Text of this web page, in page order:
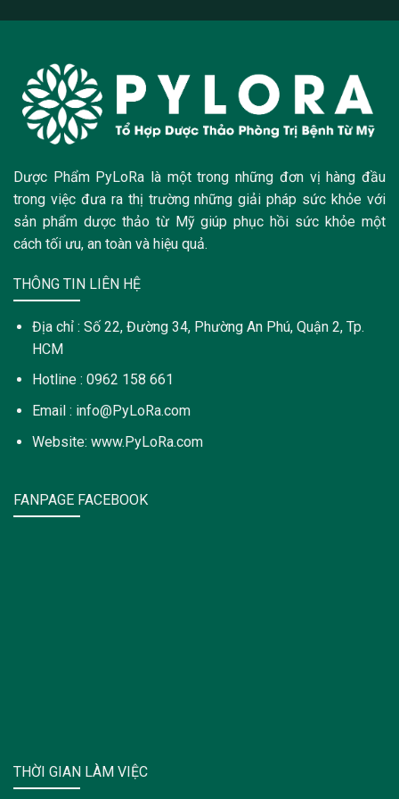
Dược Phẩm PyLoRa là một trong những đơn vị hàng đầu
trong việc đưa ra thị trường những giải pháp sức khỏe với
sản phẩm dược thảo từ Mỹ giúp phục hồi sức khỏe một
cách tối ưu, an toàn và hiệu quả.
THÔNG TIN LIÊN HỆ
Địa chỉ : Số 22, Đường 34, Phường An Phú, Quận 2, Tp.
HCM
Hotline : 0962 158 661
Email : info@PyLoRa.com
Website: www.PyLoRa.com
FANPAGE FACEBOOK
THỜI GIAN LÀM VIỆC